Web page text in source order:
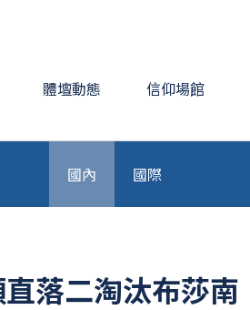
體壇動態 信仰場館
國內 國際
落二淘汰布莎南